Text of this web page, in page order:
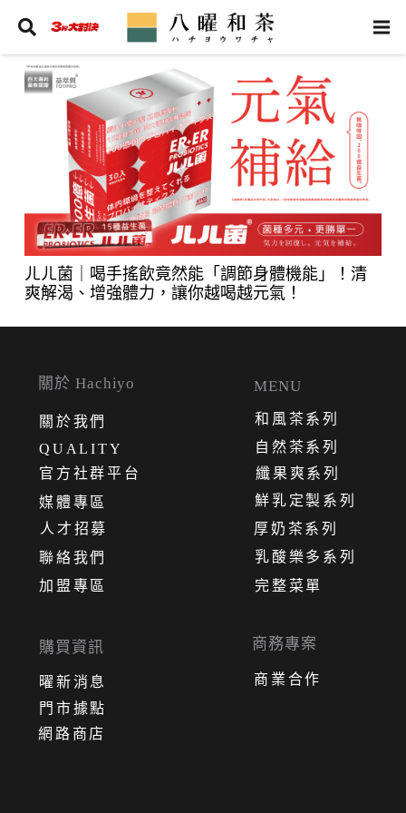
ㄦㄦ菌｜喝手搖飲竟然能「調節身體機能」！清
爽解渴、增強體力，讓你越喝越元氣！
人才招募
關於 Hachiyo
關 於我們
QUALITY
官方社群平台
媒體專區
網路商店
門市據點
曜新消息
購買資訊
聯絡我們
加盟專區
商務專案
商業合作
乳酸樂多系列
厚奶茶系列
鮮乳定製系列
纖果爽系列
自然茶系列
和風茶系列
MENU
完整菜單